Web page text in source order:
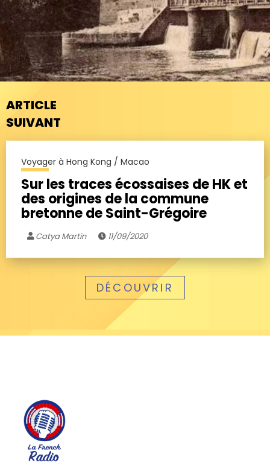
ARTICLE
SUIVANT
Voyager à Hong Kong / Macao
Sur les traces écossaises de HK et
des origines de la commune
bretonne de Saint-Grégoire
Catya Martin 11/09/2020
DÉCOUVRIR